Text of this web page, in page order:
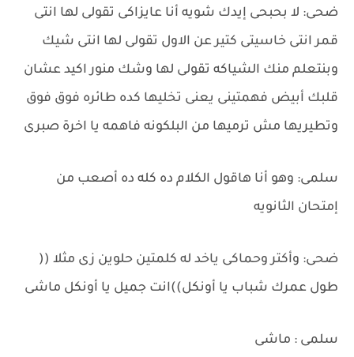
ضحى: لا بحبحى إيدك شويه أنا عايزاكى تقولى لها انتى
قمر انتى خاسيتى كتير عن الاول تقولى لها انتى شيك
وبنتعلم منك الشياكه تقولى لها وشك منور اكيد عشان
قلبك أبيض فهمتينى يعنى تخليها كده طائره فوق فوق
وتطيريها مش ترميها من البلكونه فاهمه يا اخرة صبرى
سلمى: وهو أنا هاقول الكلام ده كله ده أصعب من
إمتحان الثانويه
ضحى: وأكتر وحماكى ياخد له كلمتين حلوين زى مثلا ((
طول عمرك شباب يا أونكل))انت جميل يا أونكل ماشى
سلمى : ماشى